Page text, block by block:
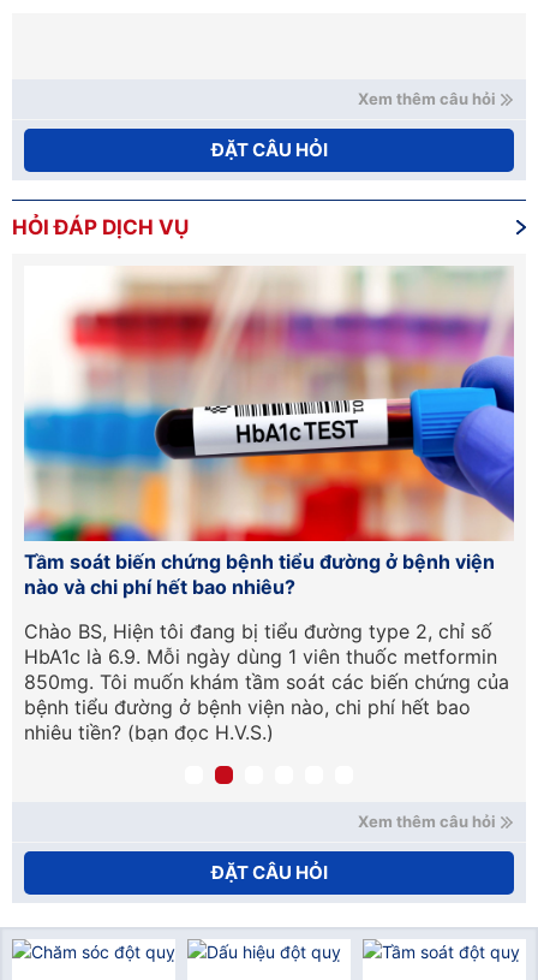
Xem thêm câu hỏi
ĐẶT CÂU HỎI
HỎI ĐÁP DỊCH VỤ
Tầm soát biến chứng bệnh tiểu đường ở bệnh viện
nào và chi phí hết bao nhiêu?
Chào BS, Hiện tôi đang bị tiểu đường type 2, chỉ số
HbA1c là 6.9. Mỗi ngày dùng 1 viên thuốc metformin
850mg. Tôi muốn khám tầm soát các biến chứng của
bệnh tiểu đường ở bệnh viện nào, chi phí hết bao
nhiêu tiền? (bạn đọc H.V.S.)
Xem thêm câu hỏi
ĐẶT CÂU HỎI